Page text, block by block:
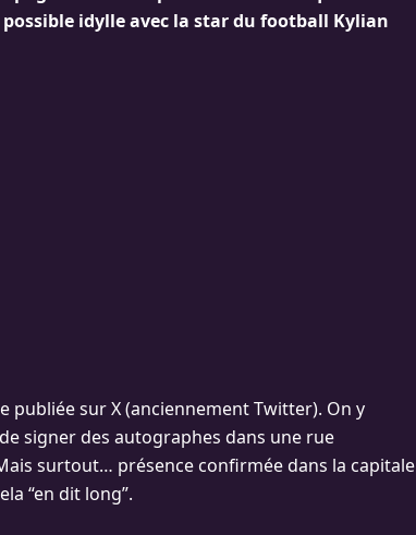
idylle avec la star du football Kylian
publiée sur X (anciennement Twitter). On y
signer des autographes dans une rue
surtout… présence confirmée dans la capitale
“en dit long”.